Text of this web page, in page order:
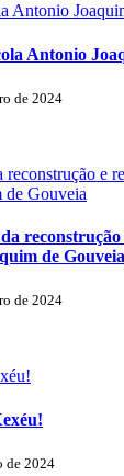
Antonio
Antonio
de 2024
e
de Gouveia
de Gouveia
de 2024
de 2024